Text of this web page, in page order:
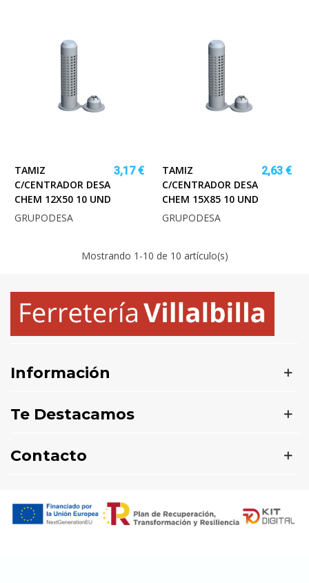
TAMIZ
C/CENTRADOR DESA
CHEM 12X50 10 UND
3,17 €
GRUPODESA
TAMIZ
C/CENTRADOR DESA
CHEM 15X85 10 UND
2,63 €
GRUPODESA
Mostrando 1 -10 de 10 artículo(s)
Información
Te Destacamos
Contacto